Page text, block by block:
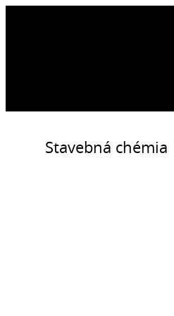
Stavebná chémia